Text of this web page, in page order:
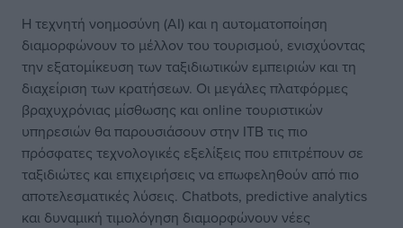
Η τεχνητή νοημοσύνη (ΑΙ) και η αυτοματοποίηση
διαμορφώνουν το μέλλον του τουρισμού, ενισχύοντας
την εξατομίκευση των ταξιδιωτικών εμπειριών και τη
διαχείριση των κρατήσεων. Οι μεγάλες πλατφόρμες
βραχυχρόνιας μίσθωσης και online τουριστικών
υπηρεσιών θα παρουσιάσουν στην ITB τις πιο
πρόσφατες τεχνολογικές εξελίξεις που επιτρέπουν σε
ταξιδιώτες και επιχειρήσεις να επωφεληθούν από πιο
αποτελεσματικές λύσεις. Chatbots, predictive analytics
και δυναμική τιμολόγηση διαμορφώνουν νέες